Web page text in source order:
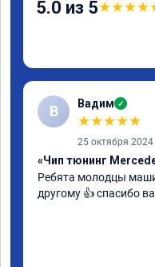
5.0 из 5★★★★
В Вадим ✓
★★★★★
25 октября 2024
«Чип тюнинг
Ребята молодцы
другому 👍 спасибо